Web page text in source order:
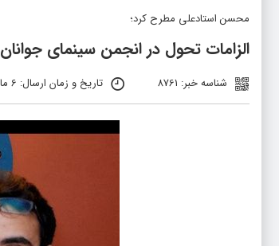
محسن استادعلی مطرح کرد؛
الزامات تحول در انجمن سینمای جوانان
شناسه خبر: 8761 تاریخ و زمان ارسال: 6 مارس 2019 ساعت 12:52